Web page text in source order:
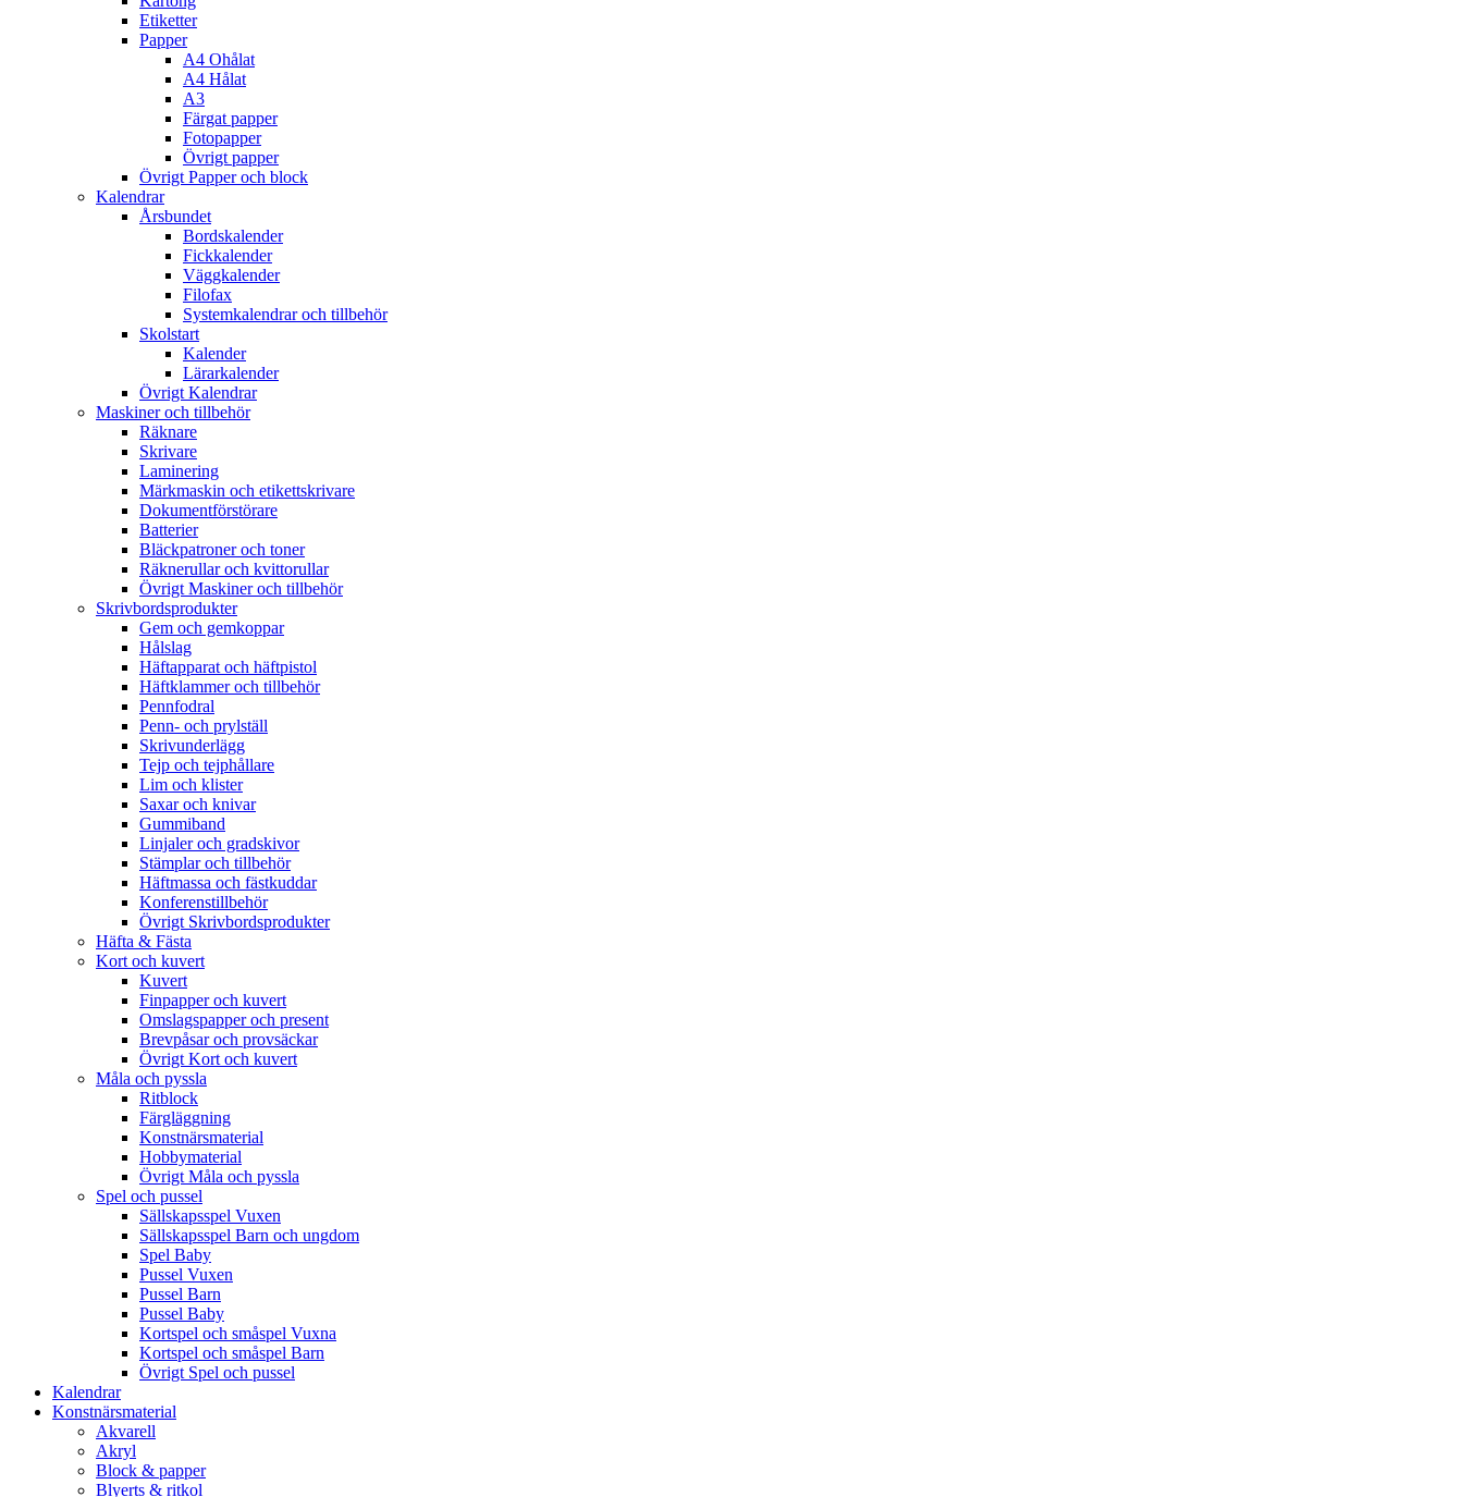
Etiketter
Papper
A4 Ohålat
A4 Hålat
A3
Färgat papper
Fotopapper
Övrigt papper
Övrigt Papper och block
Kalendrar
Årsbundet
Bordskalender
Fickkalender
Väggkalender
Filofax
Systemkalendrar och tillbehör
Skolstart
Kalender
Lärarkalender
Övrigt Kalendrar
Maskiner och tillbehör
Räknare
Skrivare
Laminering
Märkmaskin och etikettskrivare
Dokumentförstörare
Batterier
Bläckpatroner och toner
Räknerullar och kvittorullar
Övrigt Maskiner och tillbehör
Skrivbordsprodukter
Gem och gemkoppar
Hålslag
Häftapparat och häftpistol
Häftklammer och tillbehör
Pennfodral
Penn- och prylställ
Skrivunderlägg
Tejp och tejphållare
Lim och klister
Saxar och knivar
Gummiband
Linjaler och gradskivor
Stämplar och tillbehör
Häftmassa och fästkuddar
Konferenstillbehör
Övrigt Skrivbordsprodukter
Häfta & Fästa
Kort och kuvert
Kuvert
Finpapper och kuvert
Omslagspapper och present
Brevpåsar och provsäckar
Övrigt Kort och kuvert
Måla och pyssla
Ritblock
Färgläggning
Konstnärsmaterial
Hobbymaterial
Övrigt Måla och pyssla
Spel och pussel
Sällskapsspel Vuxen
Sällskapsspel Barn och ungdom
Spel Baby
Pussel Vuxen
Pussel Barn
Pussel Baby
Kortspel och småspel Vuxna
Kortspel och småspel Barn
Övrigt Spel och pussel
Kalendrar
Konstnärsmaterial
Akvarell
Akryl
Block & papper
Blyerts & ritkol